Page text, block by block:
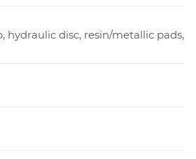
hydraulic disc, resin/metallic pads,